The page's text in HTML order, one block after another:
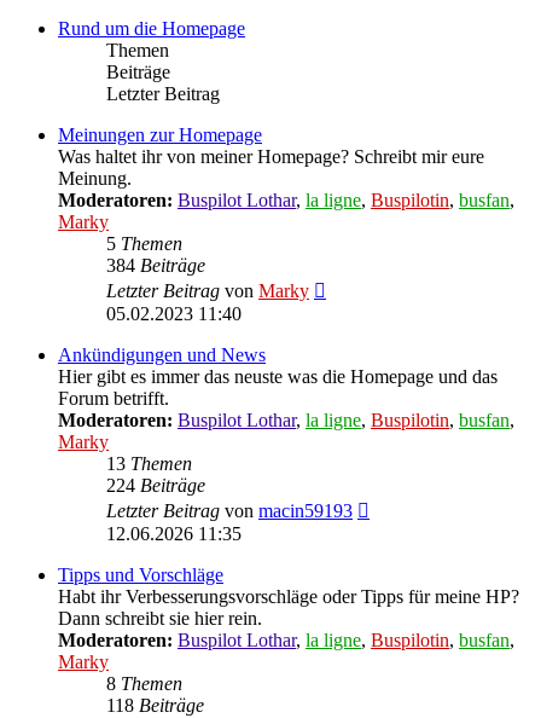
Rund um die Homepage
Themen
Beiträge
Letzter Beitrag
Meinungen zur Homepage
Was haltet ihr von meiner Homepage? Schreibt mir eure
Meinung.
Moderatoren: Buspilot Lothar, la ligne, Buspilotin, busfan,
Marky
5 Themen
384 Beiträge
Letzter Beitrag von Marky
05.02.2023 11:40
Ankündigungen und News
Hier gibt es immer das neuste was die Homepage und das
Forum betrifft.
Moderatoren: Buspilot Lothar, la ligne, Buspilotin, busfan,
Marky
13 Themen
224 Beiträge
Letzter Beitrag von macin59193
12.06.2026 11:35
Tipps und Vorschläge
Habt ihr Verbesserungsvorschläge oder Tipps für meine HP?
Dann schreibt sie hier rein.
Moderatoren: Buspilot Lothar, la ligne, Buspilotin, busfan,
Marky
8 Themen
118 Beiträge